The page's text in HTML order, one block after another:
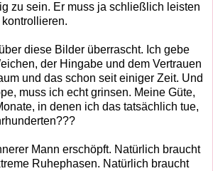
zu sein. Er muss ja schließlich leisten
diese Bilder überrascht. Ich gebe
der Hingabe und dem Vertrauen
und das schon seit einiger Zeit. Und
muss ich echt grinsen. Meine Güte,
in denen ich das tatsächlich tue,
Mann erschöpft. Natürlich braucht
Ruhephasen. Natürlich braucht